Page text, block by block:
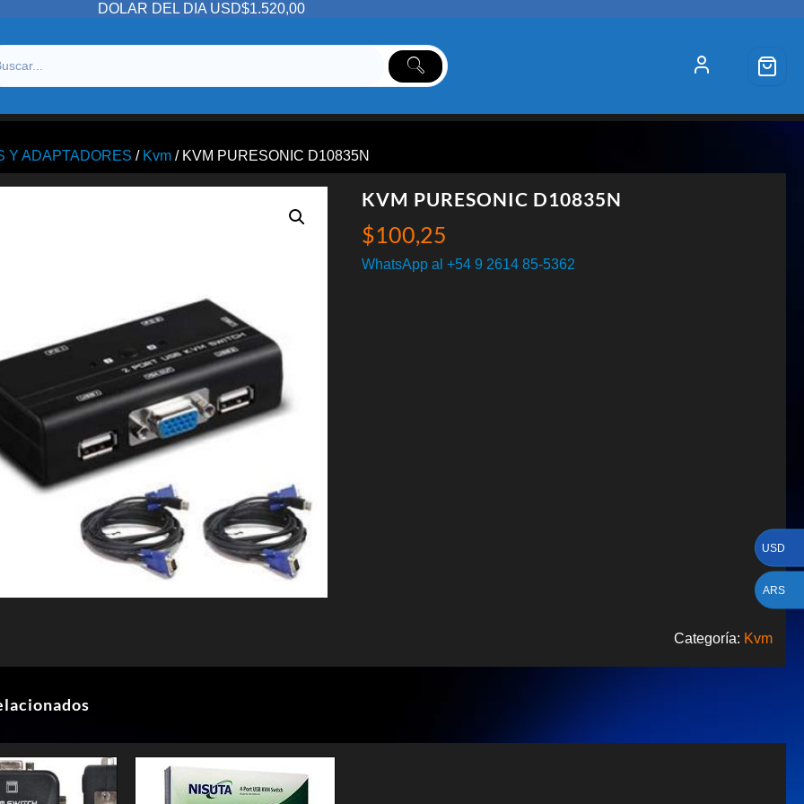
DOLAR DEL DIA USD$1.520,00
Y ADAPTADORES / Kvm / KVM PURESONIC D10835N
KVM PURESONIC D10835N
$100,25
WhatsApp al +54 9 2614 85-5362
Categoría: Kvm
USD
ARS